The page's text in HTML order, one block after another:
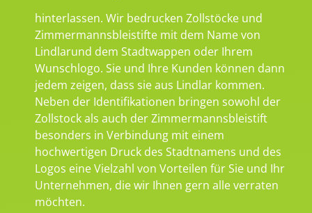
hinterlassen. Wir bedrucken Zollstöcke und
Zimmermannsbleistifte mit dem Name von
Lindlarund dem Stadtwappen oder Ihrem
Wunschlogo. Sie und Ihre Kunden können dann
jedem zeigen, dass sie aus Lindlar kommen.
Neben der Identifikationen bringen sowohl der
Zollstock als auch der Zimmermannsbleistift
besonders in Verbindung mit einem
hochwertigen Druck des Stadtnamens und des
Logos eine Vielzahl von Vorteilen für Sie und Ihr
Unternehmen, die wir Ihnen gern alle verraten
möchten.